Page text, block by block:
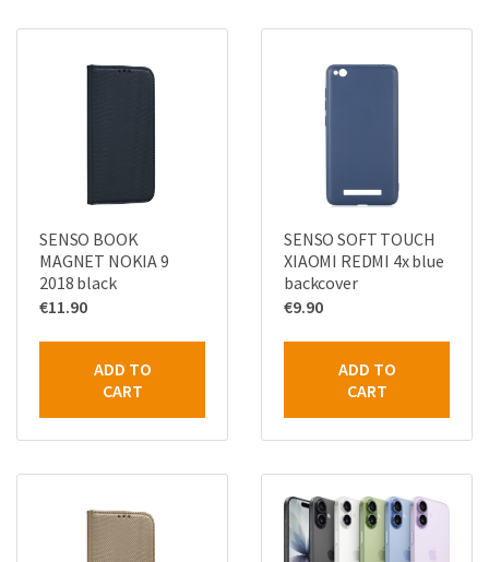
SENSO BOOK
MAGNET NOKIA 9
2018 black
€11.90
ADD TO
CART
SENSO SOFT TOUCH
XIAOMI REDMI 4x blue
backcover
€9.90
ADD TO
CART